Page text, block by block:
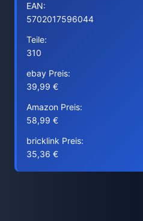
EAN:
5702017596044
Teile:
310
ebay Preis:
39,99 €
Amazon Preis:
58,99 €
bricklink Preis:
35,36 €